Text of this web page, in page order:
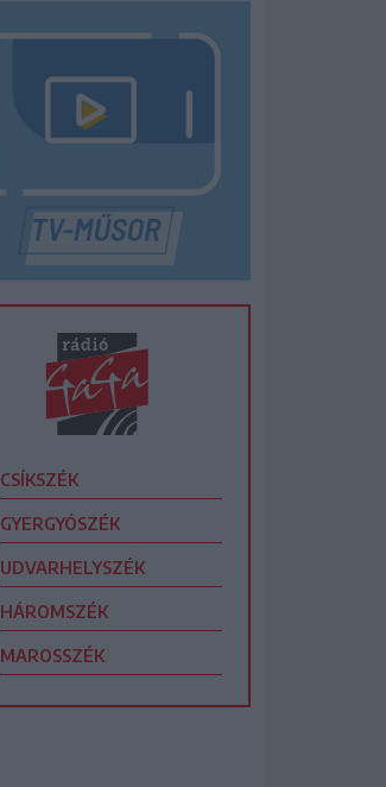
CSÍKSZÉK
GYERGYÓSZÉK
UDVARHELYSZÉK
HÁROMSZÉK
MAROSSZÉK